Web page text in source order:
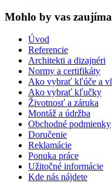
Mohlo by vas
Úvod
Referencie
Architekti a dizajnéri
Normy a certifikáty
Ako vybrať kľúče a
Ako vybrať kľučky
Životnosť a záruka
Montáž a údržba
Obchodné podmienky
Doručenie
Reklamácie
Ponuka práce
Užitočné informácie
Kde nás nájdete